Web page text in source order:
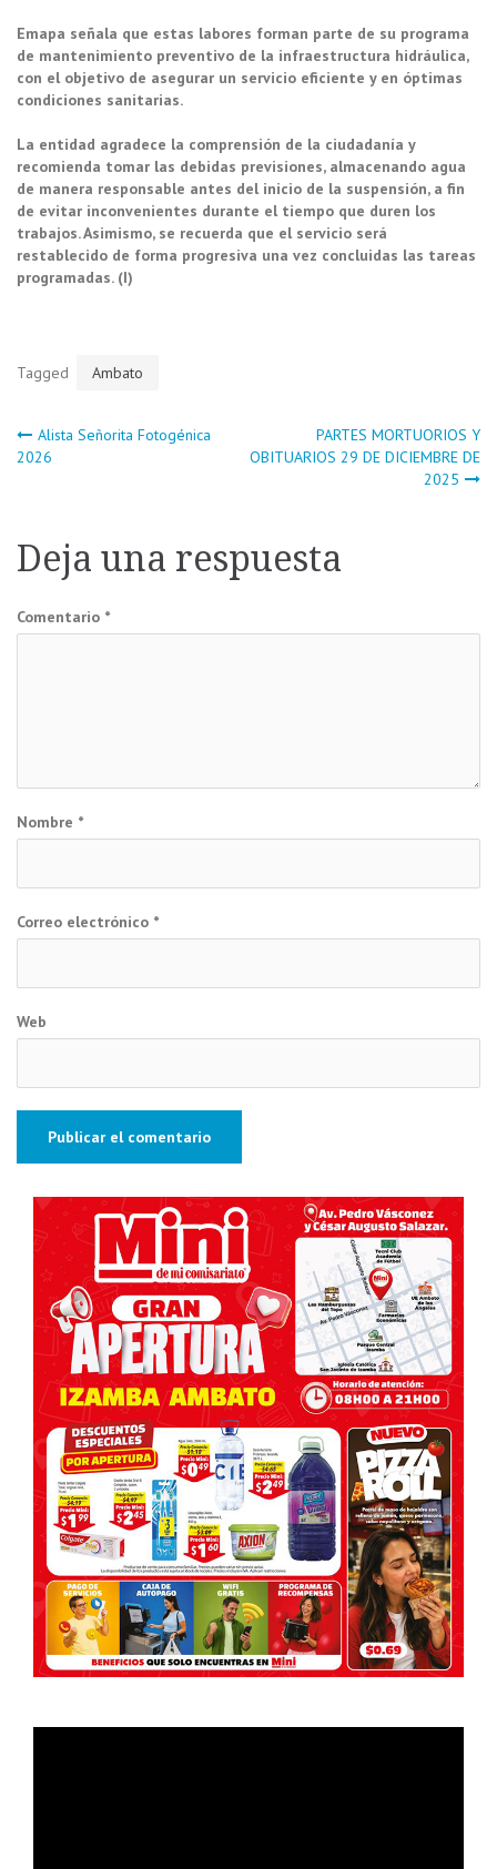
Emapa señala que estas labores forman parte de su programa
de mantenimiento preventivo de la infraestructura hidráulica,
con el objetivo de asegurar un servicio eficiente y en óptimas
condiciones sanitarias.
La entidad agradece la comprensión de la ciudadanía y
recomienda tomar las debidas previsiones, almacenando agua
de manera responsable antes del inicio de la suspensión, a fin
de evitar inconvenientes durante el tiempo que duren los
trabajos. Asimismo, se recuerda que el servicio será
restablecido de forma progresiva una vez concluidas las tareas
programadas. (I)
Tagged Ambato
Navegación
entradas
Alista Señorita Fotogénica
2026
PARTES MORTUORIOS Y
OBITUARIOS 29 DE DICIEMBRE DE
2025
Deja una respuesta
Comentario *
Nombre *
Correo electrónico *
Web